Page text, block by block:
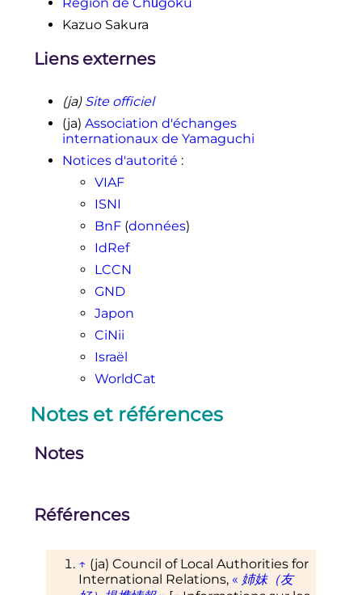
Kazuo Sakura
Liens externes
(ja) Site officiel
(ja) Association d'échanges
internationaux de Yamaguchi
Notices d'autorité :
VIAF
ISNI
BnF(données)
IdRef
LCCN
GND
Japon
CiNii
Israël
WorldCat
Notes et références
Notes
Références
↑ (ja) Council of Local Authorities for
International Relations, « 姉妹（友